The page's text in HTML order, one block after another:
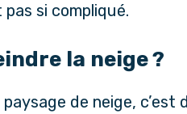
pas si compliqué.
la neige ?
de neige, c’est